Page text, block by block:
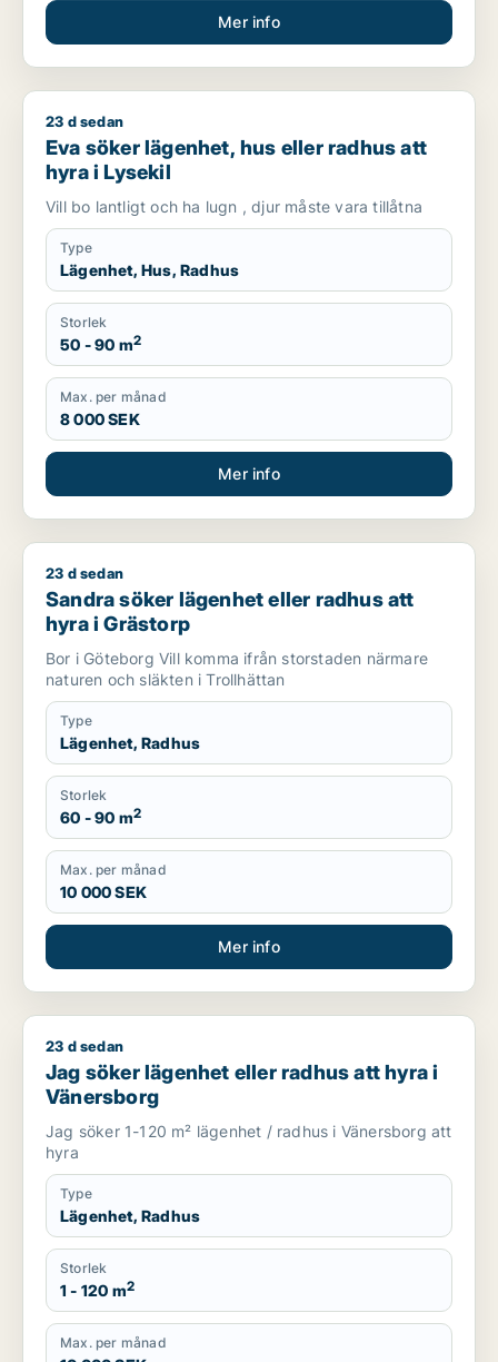
Mer info
Eva söker lägenhet, hus eller radhus att hyra i Lysekil
23 d sedan
Eva söker lägenhet, hus eller radhus att
hyra i Lysekil
Vill bo lantligt och ha lugn , djur måste vara tillåtna
Type
Lägenhet, Hus, Radhus
Storlek
50 - 90 m2
Max. per månad
8 000 SEK
Mer info
Sandra söker lägenhet eller radhus att hyra i Grästorp
23 d sedan
Sandra söker lägenhet eller radhus att
hyra i Grästorp
Bor i Göteborg Vill komma ifrån storstaden närmare
naturen och släkten i Trollhättan
Type
Lägenhet, Radhus
Storlek
60 - 90 m2
Max. per månad
10 000 SEK
Mer info
Jag söker lägenhet eller radhus att hyra i Vänersborg
23 d sedan
Jag söker lägenhet eller radhus att hyra i
Vänersborg
Jag söker 1-120 m² lägenhet / radhus i Vänersborg att
hyra
Type
Lägenhet, Radhus
Storlek
1 - 120 m2
Max. per månad